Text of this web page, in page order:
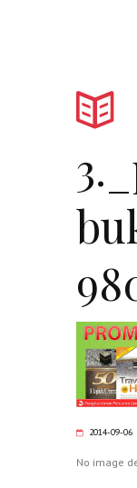
2014-09-06
No image